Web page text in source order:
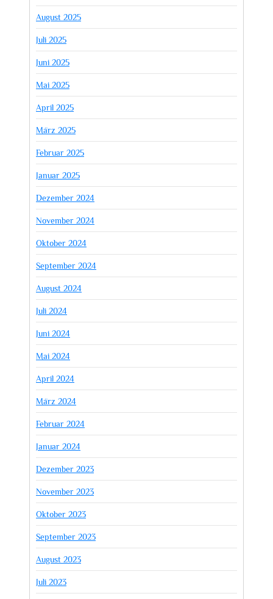
August 2025
Juli 2025
Juni 2025
Mai 2025
April 2025
März 2025
Februar 2025
Januar 2025
Dezember 2024
November 2024
Oktober 2024
September 2024
August 2024
Juli 2024
Juni 2024
Mai 2024
April 2024
März 2024
Februar 2024
Januar 2024
Dezember 2023
November 2023
Oktober 2023
September 2023
August 2023
Juli 2023